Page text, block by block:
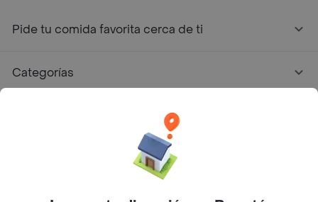
Pide tu comida favorita cerca de ti
Categorías